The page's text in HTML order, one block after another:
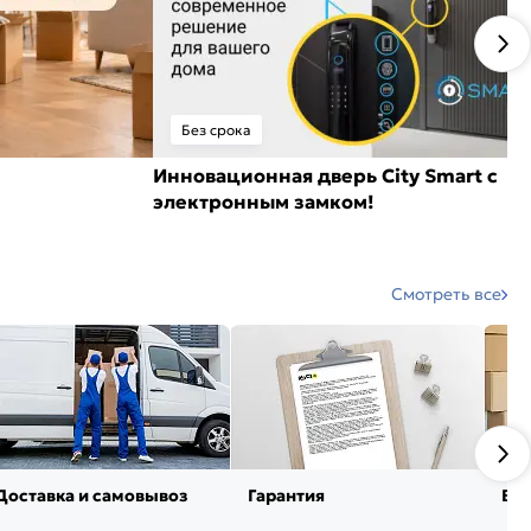
Без срока
Инновационная дверь City Smart с
электронным замком!
Смотреть все
и самовывоз Гарантия